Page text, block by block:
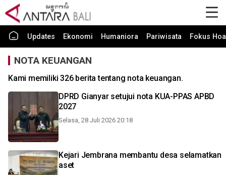
Updates Ekonomi Humaniora Pariwisata Fokus
NOTA KEUANGAN
Kami memiliki 326 berita tentang nota keuangan.
DPRD Gianyar setujui nota KUA-PPAS APBD
2027
Selasa, 28 Juli 2026 20:18
Kejari Jembrana membantu desa selamatkan
aset